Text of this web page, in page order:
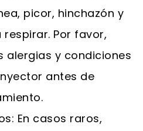
picor, hinchazón y
Por favor,
alergias y condiciones
antes de
En casos raros,